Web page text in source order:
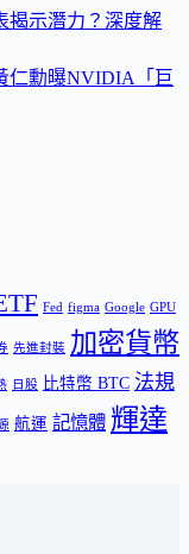
揭示潛力？深度解
仁勳曝NVIDIA「巨
Fed figma Google GPU
先進封裝 加密貨幣
日股 比特幣 BTC 法規
航運 記憶體 輝達